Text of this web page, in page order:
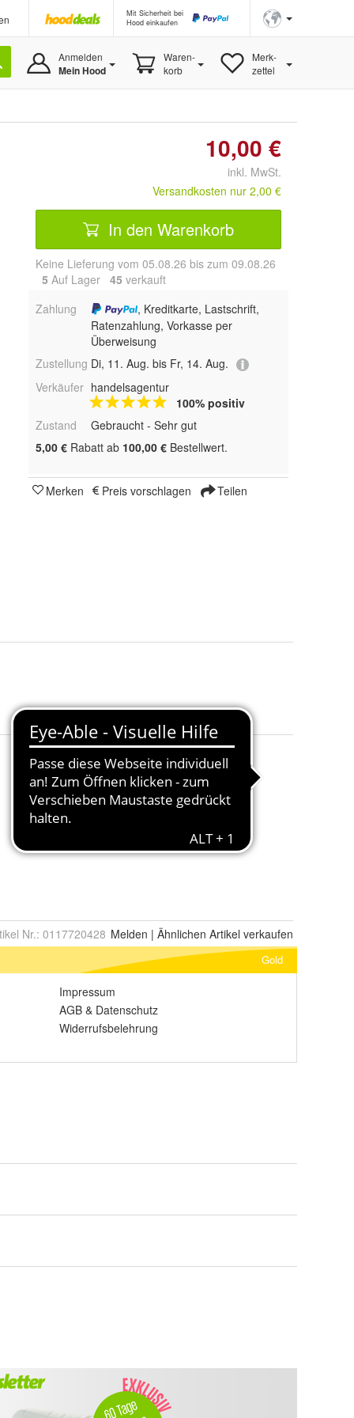
Mit Sicherheit bei
Hood einkaufen
Anmelden
Mein Hood
Waren-
korb
Merk-
zettel
10,00 €
inkl. MwSt.
Versandkosten nur 2,00 €
In den Warenkorb
Keine Lieferung vom 05.08.26 bis zum 09.08.26
5 Auf Lager 45 verkauft
Zahlung
, Kreditkarte, Lastschrift,
Ratenzahlung, Vorkasse per
Überweisung
Zustellung Di, 11. Aug. bis Fr, 14. Aug.
Verkäufer handelsagentur
100% positiv
Zustand
Gebraucht - Sehr gut
5,00 € Rabatt ab 100,00 € Bestellwert.
Merken Preis vorschlagen Teilen
Nr.: 0117720428 Melden | Ähnlichen Artikel verkaufen
Gold
Impressum
AGB & Datenschutz
Widerrufsbelehrung